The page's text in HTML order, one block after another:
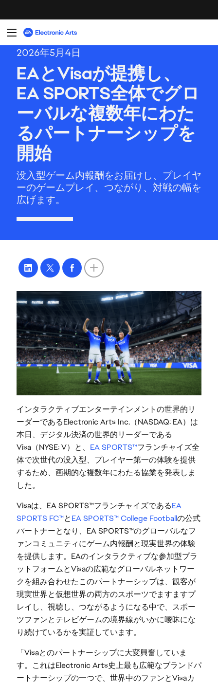
インタラクティブエンターテインメントの世界的リ
ーダーであるElectronic Arts Inc.（NASDAQ: EA）は
本日、デジタル決済の世界的リーダーである
Visa（NYSE: V）と、 EA SPORTS™フランチャイズ全
体で次世代の没入型、プレイヤー第一の体験を提供
するため、画期的な複数年にわたる協業を発表しま
した。
Visaは、EA SPORTS™フランチャイズであるEA
SPORTS FC™とEA SPORTS™ College Footballの公式
パートナーとなり、EA SPORTS™のグローバルなフ
ァンコミュニティにゲーム内報酬と現実世界の体験
を提供します。EAのインタラクティブな参加型プラ
ットフォームとVisaの広範なグローバルネットワー
クを組み合わせたこのパートナーシップは、観客が
現実世界と仮想世界の両方のスポーツでますますプ
レイし、視聴し、つながるようになる中で、スポー
ツファンとテレビゲームの境界線がいかに曖昧にな
り続けているかを実証しています。
「Visaとのパートナーシップに大変興奮していま
す。これはElectronic Arts史上最も広範なブランドパ
ートナーシップの一つで、世界中のファンとVisaカ